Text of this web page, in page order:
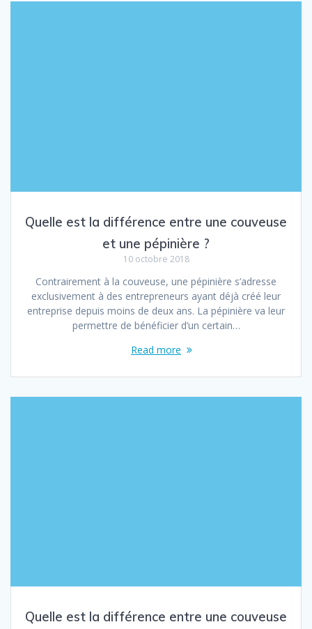
Quelle est la différence entre une couveuse
et une pépinière ?
10 octobre 2018
Contrairement à la couveuse, une pépinière s’adresse
exclusivement à des entrepreneurs ayant déjà créé leur
entreprise depuis moins de deux ans. La pépinière va leur
permettre de bénéficier d’un certain…
Read more
Quelle est la différence entre une couveuse